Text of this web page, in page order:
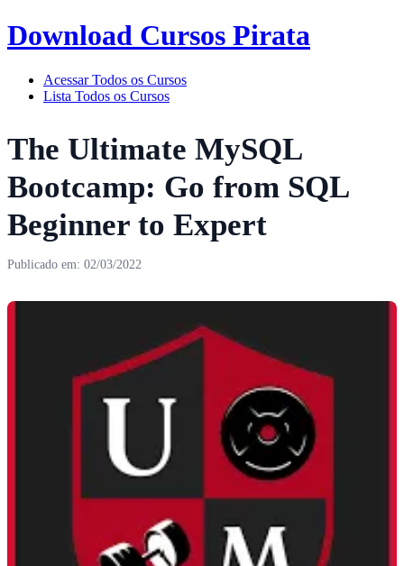
Download Cursos Pirata
Acessar Todos os Cursos
Lista Todos os Cursos
The Ultimate MySQL
Bootcamp: Go from SQL
Beginner to Expert
Publicado em: 02/03/2022